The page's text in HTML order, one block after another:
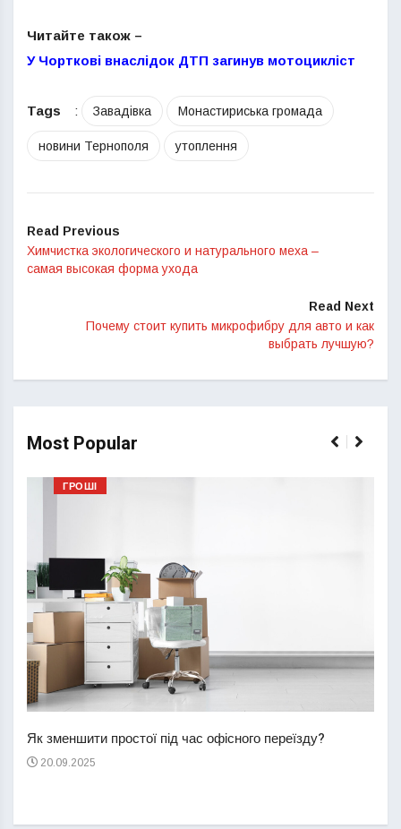
Читайте також –
У Чорткові внаслідок ДТП загинув мотоцикліст
Tags : Завадівка Монастириська громада
новини Тернополя утоплення
Read Previous
Химчистка экологического и натурального меха –
самая высокая форма ухода
Read Next
Почему стоит купить микрофибру для авто и как
выбрать лучшую?
Most Popular
ГРОШІ
Як зменшити простої під час офісного переїзду?
20.09.2025